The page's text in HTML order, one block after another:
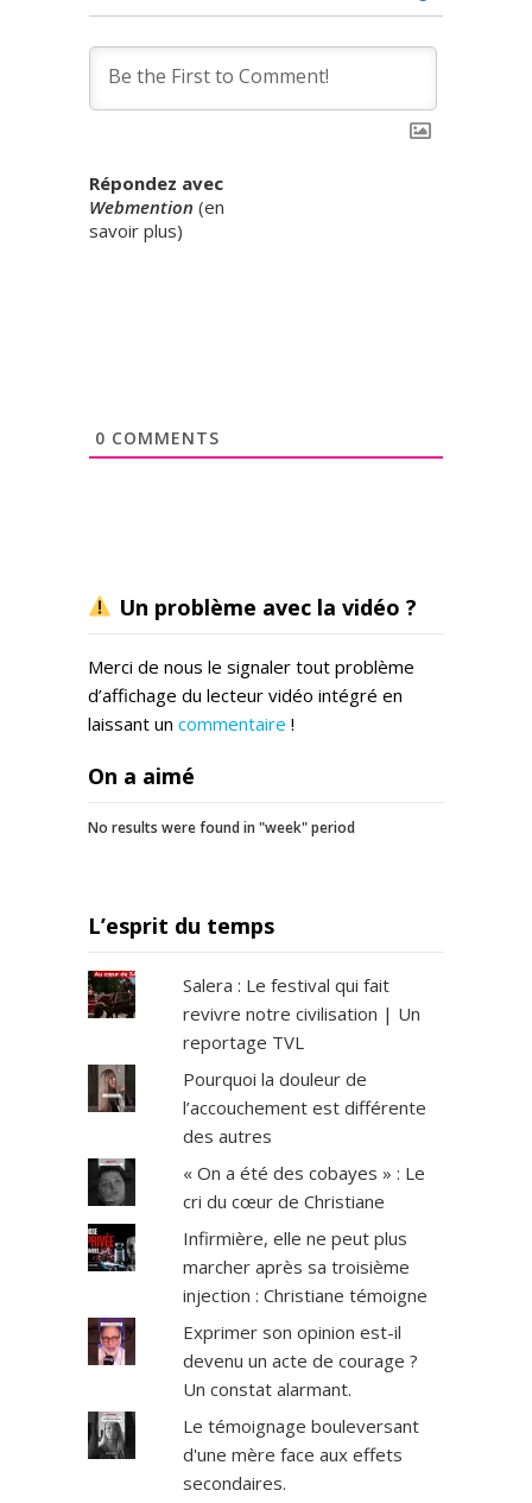
Répondez avec
Webmention (en
savoir plus)
0 COMMENTS
Un problème avec la vidéo ?
Merci de nous le signaler tout problème
d’affichage du lecteur vidéo intégré en
laissant un commentaire !
On a aimé
No results were found in "week" period
L’esprit du temps
Salera : Le festival qui fait
revivre notre civilisation | Un
reportage TVL
Pourquoi la douleur de
l’accouchement est différente
des autres
« On a été des cobayes » : Le
cri du cœur de Christiane
Infirmière, elle ne peut plus
marcher après sa troisième
injection : Christiane témoigne
Exprimer son opinion est-il
devenu un acte de courage ?
Un constat alarmant.
Le témoignage bouleversant
d'une mère face aux effets
secondaires.